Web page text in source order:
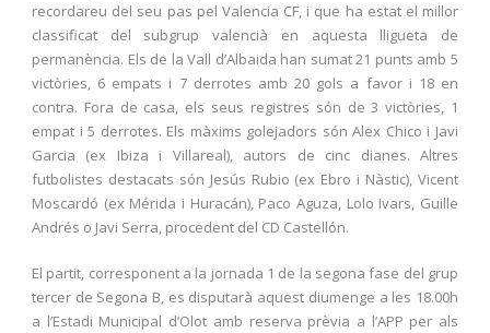
recordareu del seu pas pel Valencia CF, i que ha estat el millor
classificat del subgrup valencià en aquesta lligueta de
permanència. Els de la Vall d’Albaida han sumat 21 punts amb 5
victòries, 6 empats i 7 derrotes amb 20 gols a favor i 18 en
contra. Fora de casa, els seus registres són de 3 victòries, 1
empat i 5 derrotes. Els màxims golejadors són Alex Chico i Javi
Garcia (ex Ibiza i Villareal), autors de cinc dianes. Altres
futbolistes destacats són Jesús Rubio (ex Ebro i Nàstic), Vicent
Moscardó (ex Mérida i Huracán), Paco Aguza, Lolo Ivars, Guille
Andrés o Javi Serra, procedent del CD Castellón.
El partit, corresponent a la jornada 1 de la segona fase del grup
tercer de Segona B, es disputarà aquest diumenge a les 18.00h
a l’Estadi Municipal d’Olot amb reserva prèvia a l’APP per als